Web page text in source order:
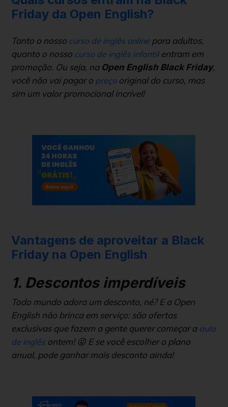
Friday da Open English?
Tanto o nosso curso de inglês online para adultos,
quanto o nosso curso de inglês infantilentram em
promoção. Ou seja, na Open English Black Friday,
você não vai pagar o preçooriginal do curso, mas
sim um valor promocional incrível!
Vantagens de aproveitar a Black
Friday na Open English
1. Descontos imperdíveis
Todo mundo adora um desconto, né? E a Open
English não brinca em serviço: são ofertas
exclusivas que fazem a gente querer começar aaula
de inglês ontem! 😜 E se você escolher o plano
anual, pode ganhar mais desconto ainda!